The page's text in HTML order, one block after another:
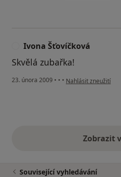
Ivona Šťovíčková
Skvělá zubařka!
23. února 2009 • • • podle názoru
Nahlásit zneužití
Zobrazit
Související vyhledávání